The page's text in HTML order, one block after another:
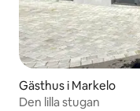
Gästhus i Markelo
Den lilla stugan